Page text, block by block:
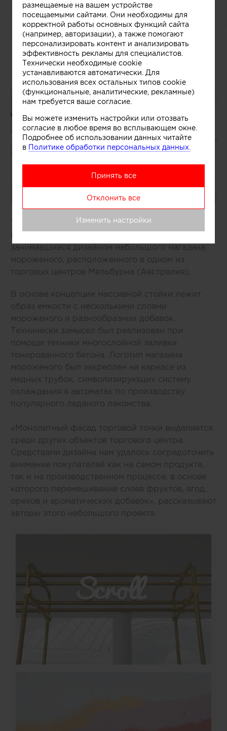
Дизайнерский прилавок в
магазине мороженого
Удачное решение предложили специалисты
бюро One Design Office и Studio Twocan,
занимавшиеся дизайном небольшого магазина
мороженого, расположенного в одном из
торговых центров Мельбурна (Австралия).
В основе концепции массивной стойки лежит
образ емкости с несколькими слоями
мороженого и разнообразных добавок.
Технически замысел был реализован при
помощи техники многослойной заливки
тонированного бетона. Логотип магазина
мороженого был закреплен на каркасе из
медных трубок, символизирующих систему
охлаждения в автоматах по производству
популярного ледяного лакомства.
«Монолитный фасад торговой точки выделяется
среди других объектов торгового центра.
Средствами дизайна нам удалось сосредоточить
внимание покупателей как на самом продукте,
так и на производственном процессе, в основе
которого перемешивание слоев фруктов, ягод,
орехов и ароматических добавок», рассказывают
авторы этого небольшого проекта.
размещаемые на вашем устройстве
посещаемыми сайтами. Они необходимы для
корректной работы основных функций сайта
(например, авторизации), а также помогают
персонализировать контент и анализировать
эффективность рекламы для специалистов.
Технически необходимые cookie
устанавливаются автоматически. Для
использования всех остальных типов cookie
(функциональные, аналитические, рекламные)
нам требуется ваше согласие.
Вы можете изменить настройки или отозвать
согласие в любое время во всплывающем окне.
Подробнее об использовании данных читайте
в Политике обработки персональных данных.
Принять все
Отклонить все
Изменить настройки